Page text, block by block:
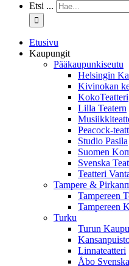
Etsi ...
Etusivu
Kaupungit
Pääkaupunkiseutu
Helsingin
Kivinokan
KokoTeatteri
Lilla Teatern
Peacock-
Studio Pasila
Suomen
Svenska
Teatteri
Tampere &
Tampereen
Tampereen
Turku
Turun
Linnateatteri
Åbo